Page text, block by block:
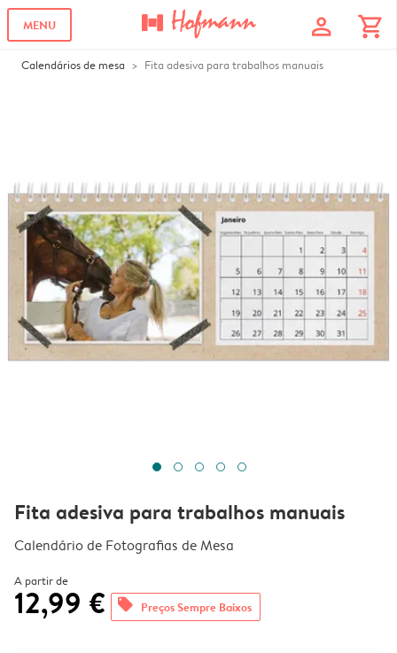
MENU profile shopping_cart
Calendários de mesa Fita adesiva para trabalhos manuais
Fita adesiva para trabalhos manuais
Calendário de Fotografias de Mesa
A partir de
12,99 € offers Preços Sempre Baixos